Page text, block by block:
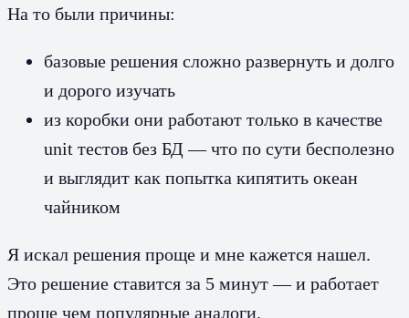
На то были причины:
базовые решения сложно развернуть и долго
и дорого изучать
из коробки они работают только в качестве
unit тестов без БД — что по сути бесполезно
и выглядит как попытка кипятить океан
чайником
Я искал решения проще и мне кажется нашел.
Это решение ставится за 5 минут — и работает
проще чем популярные аналоги.